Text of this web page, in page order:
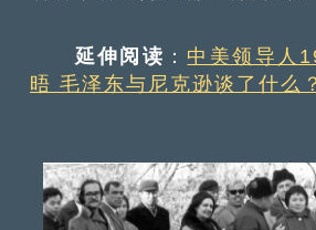
延伸阅读 ： 中美领导人
晤 毛泽东与尼克逊谈了什么？